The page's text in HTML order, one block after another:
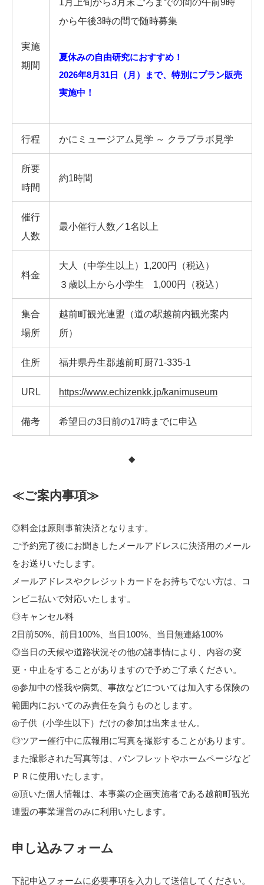
実施
期間
から午後3時の間で随時募集
夏休みの自由研究におすすめ！
2026年8月31日（月）まで、特別にプラン販売
実施中！
行程 かにミュージアム見学 ～ クラブラボ見学
所要
時間
約1時間
催行
人数
最小催行人数／1名以上
料金
大人（中学生以上）1,200円（税込）
３歳以上から小学生 1,000円（税込）
集合
場所
越前町観光連盟（道の駅越前内観光案内
所）
住所 福井県丹生郡越前町厨71-335-1
URL https://www.echizenkk.jp/kanimuseum
備考 希望日の3日前の17時までに申込
◆
≪ご案内事項≫
◎料金は原則事前決済となります。
ご予約完了後にお聞きしたメールアドレスに決済用のメール
をお送りいたします。
メールアドレスやクレジットカードをお持ちでない方は、コ
ンビニ払いで対応いたします。
◎キャンセル料
2日前50%、前日100%、当日100%、当日無連絡100%
◎当日の天候や道路状況その他の諸事情により、内容の変
更・中止をすることがありますので予めご了承ください。
◎参加中の怪我や病気、事故などについては加入する保険の
範囲内においてのみ責任を負うものとします。
◎子供（小学生以下）だけの参加は出来ません。
◎ツアー催行中に広報用に写真を撮影することがあります。
また撮影された写真等は、パンフレットやホームページなど
ＰＲに使用いたします。
◎頂いた個人情報は、本事業の企画実施者である越前町観光
連盟の事業運営のみに利用いたします。
申し込みフォーム
下記申込フォームに必要事項を入力して送信してください。